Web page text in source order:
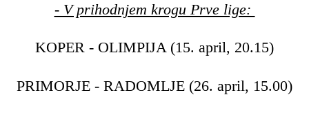
- V prihodnjem krogu Prve lige:
KOPER - OLIMPIJA (15. april, 20.15)
PRIMORJE - RADOMLJE (26. april, 15.00)